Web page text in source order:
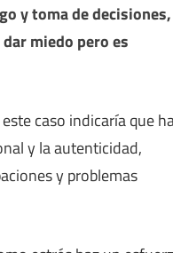
y toma de decisiones,
miedo pero es
caso indicaría que
y la autenticidad,
y problemas